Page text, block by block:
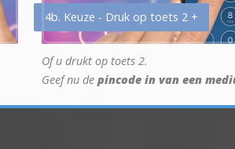
4b. Keuze - Druk op toets 2 +
Of u drukt op toets 2.
Geef nu de pincode in van een